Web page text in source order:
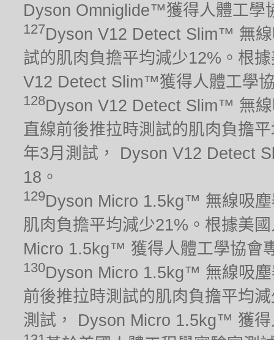
Dyson Omniglide™獲得人體工學
127Dyson V12 Detect Slim™ 無
試的肌肉負擔平均減少12%。根
V12 Detect Slim™獲得人體工學
128Dyson V12 Detect Slim™ 無
直線前後推拉時測試的肌肉負擔
年3月測試， Dyson V12 Detect
18。
129Dyson Micro 1.5kg™ 無線吸
肌肉負擔平均減少21%。根據美
Micro 1.5kg™ 獲得人體工學協會
130Dyson Micro 1.5kg™ 無線吸
前後推拉時測試的肌肉負擔平均
測試， Dyson Micro 1.5kg™ 獲